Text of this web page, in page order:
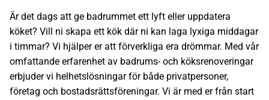
Är det dags att ge badrummet ett lyft eller uppdatera
köket? Vill ni skapa ett kök där ni kan laga lyxiga middagar
i timmar? Vi hjälper er att förverkliga era drömmar. Med vår
omfattande erfarenhet av badrums- och köksrenoveringar
erbjuder vi helhetslösningar för både privatpersoner,
företag och bostadsrättsföreningar. Vi är med er från start